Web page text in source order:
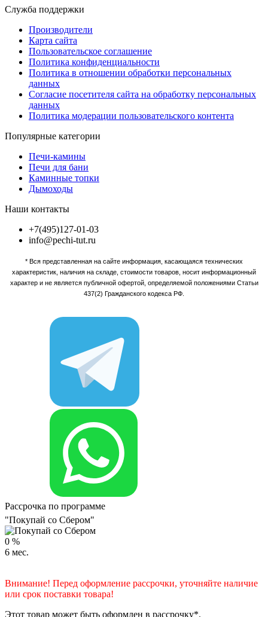
Служба поддержки
Производители
Карта сайта
Пользовательское соглашение
Политика конфиденциальности
Политика в отношении обработки персональных
данных
Согласие посетителя сайта на обработку персональных
данных
Политика модерации пользовательского контента
Популярные категории
Печи-камины
Печи для бани
Каминные топки
Дымоходы
Наши контакты
+7(495)127-01-03
info@pechi-tut.ru
* Вся представленная на сайте информация, касающаяся технических
характеристик, наличия на складе, стоимости товаров, носит информационный
характер и не является публичной офертой, определяемой положениями Статьи
437(2) Гражданского кодекса РФ.
Рассрочка по программе
"Покупай со Сбером"
0 %
6 мес.
Внимание! Перед оформление рассрочки, уточняйте наличие
или срок поставки товара!
Этот товар может быть оформлен в рассрочку*.